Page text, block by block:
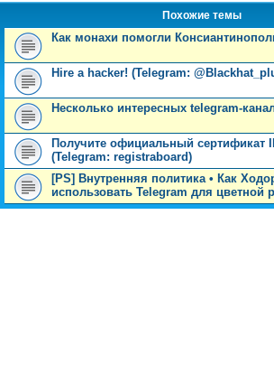
Похожие темы
Как монахи помогли
Hire a hacker! (Telegram:
Несколько интересных telegram-
Получите официальный сертификат
(Telegram: registraboard)
[PS] Внутренняя политика • Как
использовать Telegram для цветной